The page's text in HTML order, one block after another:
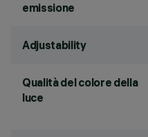
emissione
Adjustability
Qualità del colore della
luce